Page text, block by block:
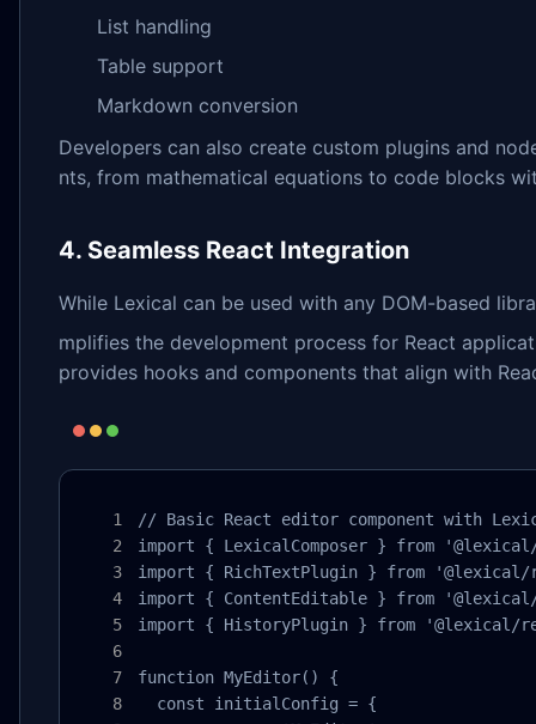
List handling
Table support
Markdown conversion
Developers can also create custom plugins and
nts, from mathematical equations to code blocks
4. Seamless React Integration
While Lexical can be used with any DOM-based
mplifies the development process for React
provides hooks and components that align with
// Basic React editor component with
import { LexicalComposer } from
import { RichTextPlugin } from
import { ContentEditable } from
import { HistoryPlugin } from '@lexical/
function MyEditor() {
  const initialConfig = {